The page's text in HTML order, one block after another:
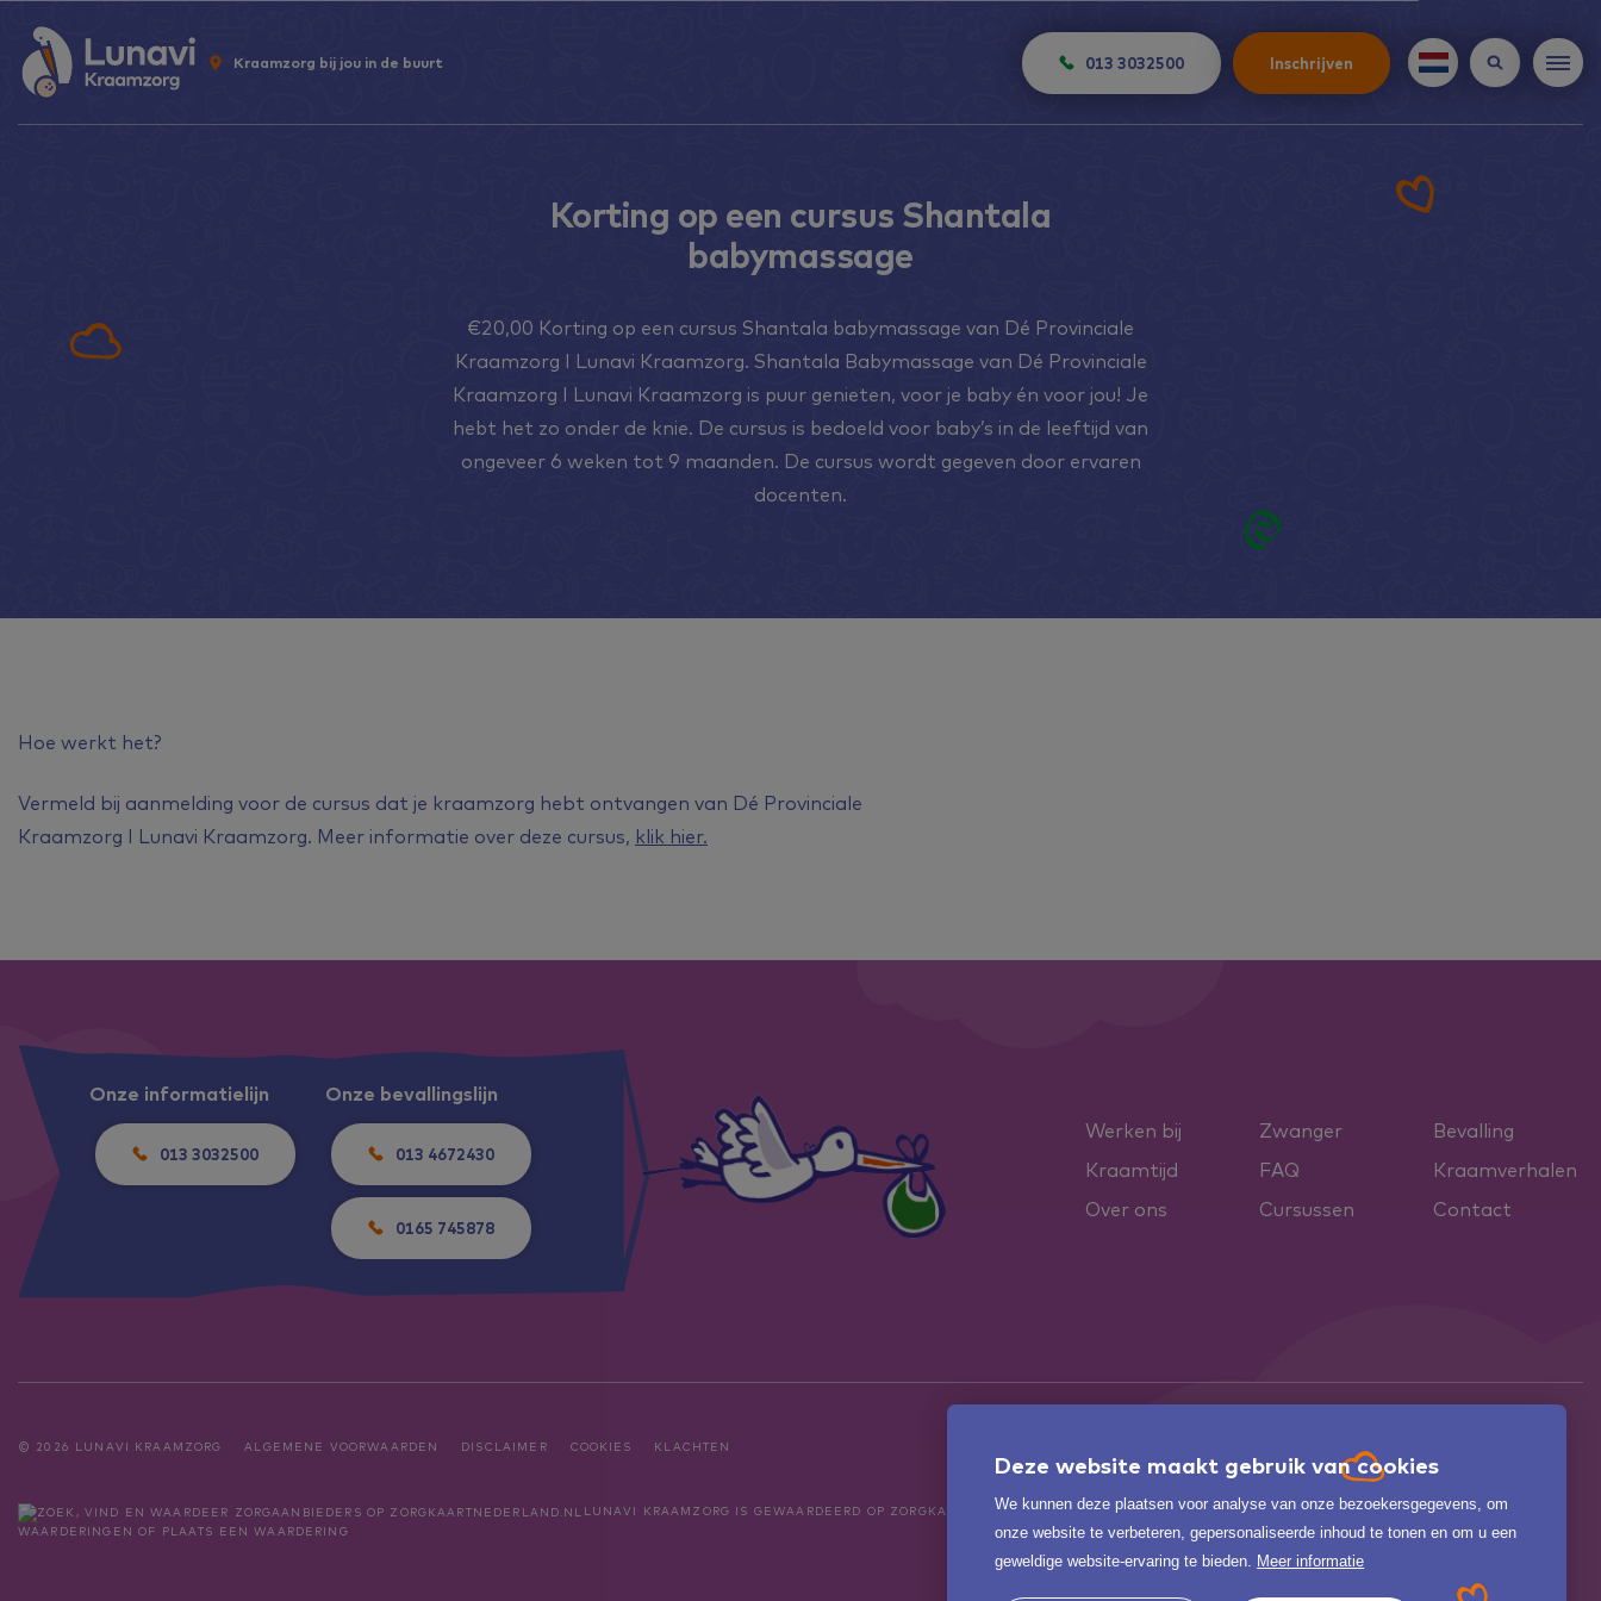
Deze website maakt gebruik van cookies
We kunnen deze plaatsen voor analyse van onze bezoekersgegevens, om
onze website te verbeteren, gepersonaliseerde inhoud te tonen en om u een
geweldige website-ervaring te bieden. Meer informatie
Kraamzorg bij jou in de buurt 013 3032500 Inschrijven
Korting op een cursus Shantala
babymassage
€20,00 Korting op een cursus Shantala babymassage van Dé Provinciale
Kraamzorg I Lunavi Kraamzorg. Shantala Babymassage van Dé Provinciale
Kraamzorg I Lunavi Kraamzorg is puur genieten, voor je baby én voor jou! Je
hebt het zo onder de knie. De cursus is bedoeld voor baby’s in de leeftijd van
ongeveer 6 weken tot 9 maanden. De cursus wordt gegeven door ervaren
docenten.
Hoe werkt het?
Vermeld bij aanmelding voor de cursus dat je kraamzorg hebt ontvangen van Dé Provinciale
Kraamzorg I Lunavi Kraamzorg. Meer informatie over deze cursus, klik hier.
Onze informatielijn
013 3032500
Onze bevallingslijn
013 4672430
0165 745878
Werken bij Zwanger
Bevalling
Kraamtijd
FAQ
Kraamverhalen
Over ons
Cursussen Contact
© 2026 LUNAVI KRAAMZORG ALGEMENE VOORWAARDEN DISCLAIMER COOKIES KLACHTEN
LUNAVI KRAAMZORG IS GEWAARDEERD OP ZORGKAARTNEDERLAND. BEKIJK ALLE
WAARDERINGEN OF PLAATS EEN WAARDERING